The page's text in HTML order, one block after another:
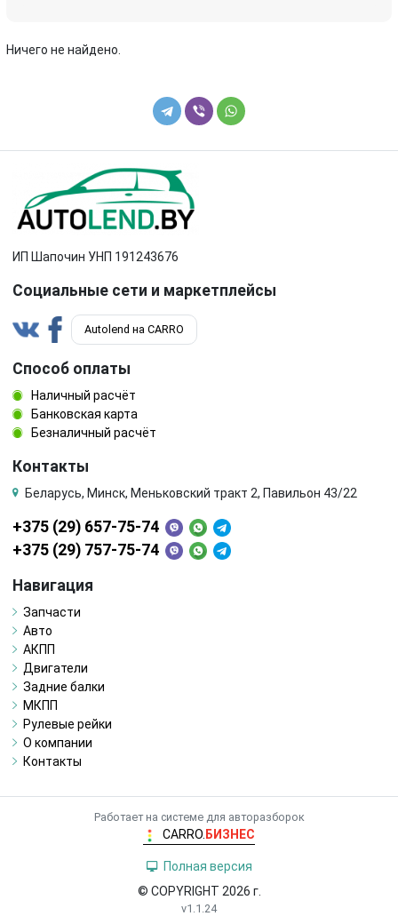
Ничего не найдено.
ИП Шапочин УНП 191243676
Социальные сети и маркетплейсы
Autolend на CARRO
Способ оплаты
Наличный расчёт
Банковская карта
Безналичный расчёт
Контакты
Беларусь, Минск, Меньковский тракт 2, Павильон 43/22
+375 (29) 657-75-74
+375 (29) 757-75-74
Навигация
Запчасти
Авто
АКПП
Двигатели
Задние балки
МКПП
Рулевые рейки
О компании
Контакты
Работает на системе для авторазборок
CARRO. БИЗНЕС
Полная версия
© COPYRIGHT 2026 г.
v1.1.24